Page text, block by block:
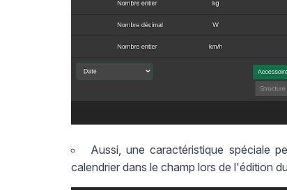
Aussi, une caractéristique spéciale
calendrier dans le champ lors de l'édition